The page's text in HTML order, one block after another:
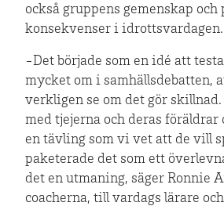
också gruppens gemenskap
konsekvenser i idrottsvardagen.
-Det började som en idé att
mycket om i samhällsdebatten,
verkligen se om det gör
med tjejerna och deras föräldrar
en tävling som vi vet att de vill
paketerade det som ett
det en utmaning, säger Ronnie
coacherna, till vardags lärare